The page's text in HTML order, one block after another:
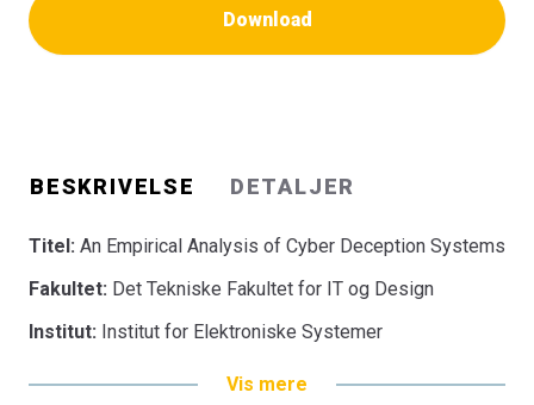
Download
BESKRIVELSE DETALJER
Titel: An Empirical Analysis of Cyber Deception Systems
Fakultet: Det Tekniske Fakultet for IT og Design
Institut: Institut for Elektroniske Systemer
Vis mere